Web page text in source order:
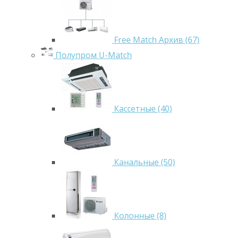
Free Match Архив (67)
Полупром U-Match
Кассетные (40)
Канальные (50)
Колонные (8)